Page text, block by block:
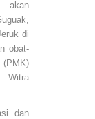
akan
di
obat-
dan